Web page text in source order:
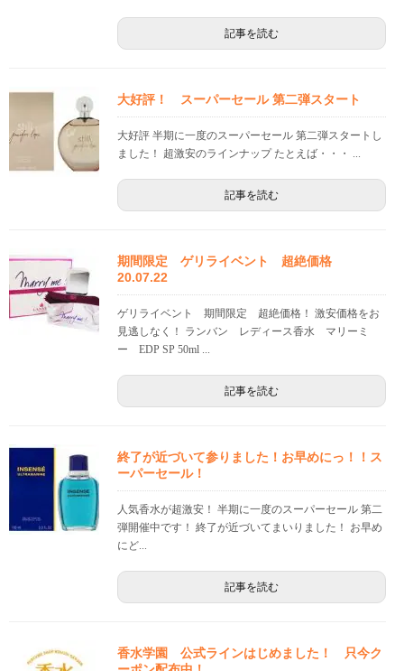
記事を読む
大好評！ スーパーセール 第二弾スタート
大好評 半期に一度のスーパーセール 第二弾スタートし
ました！ 超激安のラインナップ たとえば・・・ ...
記事を読む
期間限定 ゲリライベント 超絶価格
20.07.22
ゲリライベント 期間限定 超絶価格！ 激安価格をお
見逃しなく！ ランバン レディース香水 マリーミ
ー EDP SP 50ml ...
記事を読む
終了が近づいて参りました！お早めにっ！！ス
ーパーセール！
人気香水が超激安！ 半期に一度のスーパーセール 第二
弾開催中です！ 終了が近づいてまいりました！ お早め
にど...
記事を読む
香水学園 公式ラインはじめました！ 只今ク